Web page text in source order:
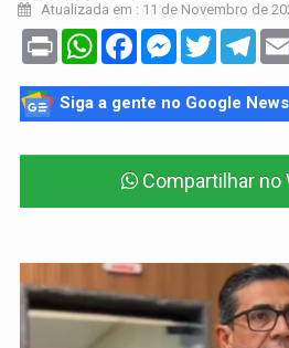
Atualizada em : 11 de Novembro de
Print WhatsAppFacebookMessenger
Twitter
Siga a gente no Google News
Compartilhar no